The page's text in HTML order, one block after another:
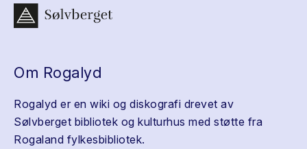
Om Rogalyd
Rogalyd er en wiki og diskografi drevet av
Sølvberget bibliotek og kulturhus med støtte fra
Rogaland fylkesbibliotek.